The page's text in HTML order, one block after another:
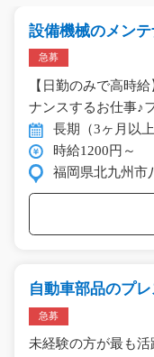
設備機械のメン
急募
【日勤のみで高時
ナンスするお仕事♪
長期（3ヶ月以上
時給1200円～
福岡県北九州市
自動車部品のプ
急募
未経験の方が最も